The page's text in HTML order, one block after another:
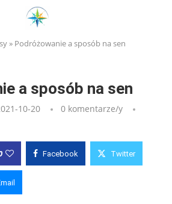
» Podróżowanie a sposób na sen
a sposób na sen
10-20
0 komentarze/y
Facebook Twitter